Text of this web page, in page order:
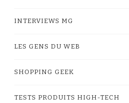
INTERVIEWS MG
LES GENS DU WEB
SHOPPING GEEK
TESTS PRODUITS HIGH-TECH